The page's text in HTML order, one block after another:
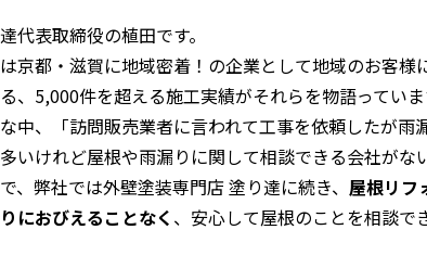
代表取締役の植田です。
京都・滋賀に地域密着！の企業として地域のお客
、5,000件を超える施工実績がそれらを物語っていま
中、「訪問販売業者に言われて工事を依頼したが
いけれど屋根や雨漏りに関して相談できる会社がな
、弊社では外壁塗装専門店 塗り達に続き、 屋根リフ
におびえることなく 、安心して屋根のことを相談で